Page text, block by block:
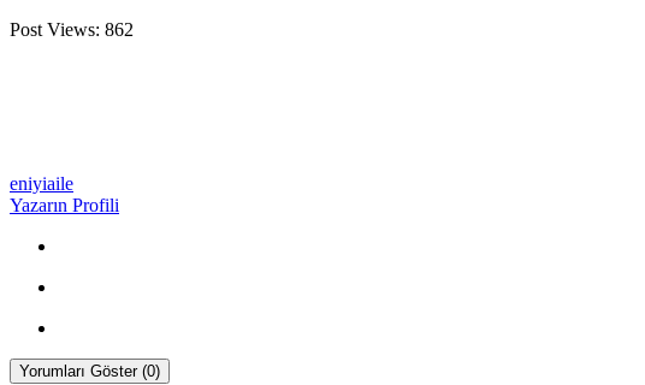
Post Views: 862
eniyiaile
Yazarın Profili
Yorumları Göster (0)